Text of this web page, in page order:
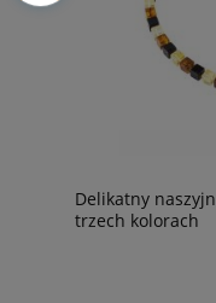
Delikatny
trzech kolorach